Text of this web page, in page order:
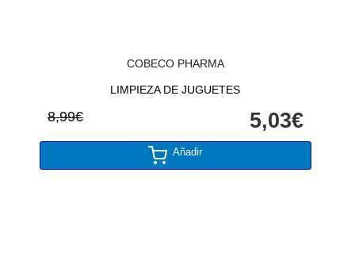
COBECO PHARMA
LIMPIEZA DE JUGUETES
8,99€ 5,03€
Añadir